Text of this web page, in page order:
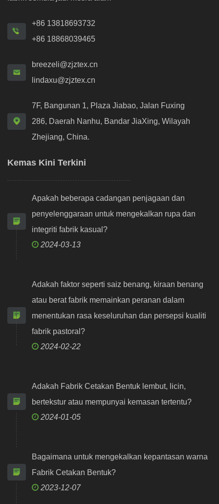
+86 13818693732
+86 18868039465
breezeli@zjztex.cn
lindaxu@zjztex.cn
7F, Bangunan 1, Plaza Jiabao, Jalan Fuxing
286, Daerah Nanhu, Bandar JiaXing, Wilayah
Zhejiang, China.
Kemas Kini Terkini
Apakah beberapa cadangan penjagaan dan
penyelenggaraan untuk mengekalkan rupa dan
integriti fabrik kasual?
2024-03-13
Adakah faktor seperti saiz benang, kiraan benang
atau berat fabrik memainkan peranan dalam
menentukan rasa keseluruhan dan persepsi kualiti
fabrik pastoral?
2024-02-22
Adakah Fabrik Cetakan Bentuk lembut, licin,
bertekstur atau mempunyai kemasan tertentu?
2024-01-05
Bagaimana untuk mengekalkan kepantasan warna
Fabrik Cetakan Bentuk?
2023-12-07